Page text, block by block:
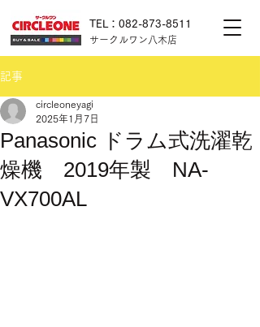
サークルワン八木店
TEL：082-873-8511
記事
Panasonic ドラム式洗濯乾
燥機 2019年製 NA-
VX700AL
circleoneyagi
2025年1月7日